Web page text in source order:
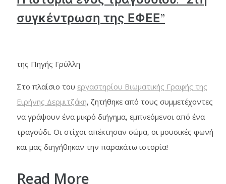
συγκέντρωση της ΕΦΕΕ”
της Πηγής Γρύλλη
Στο πλαίσιο του εργαστηρίου Βιωματικής Γραφής της
Ειρήνης Δερμιτζάκη, ζητήθηκε από τους συμμετέχοντες
να γράψουν ένα μικρό διήγημα, εμπνεόμενοι από ένα
τραγούδι. Οι στίχοι απέκτησαν σώμα, οι μουσικές φωνή
και μας διηγήθηκαν την παρακάτω ιστορία!
Read More